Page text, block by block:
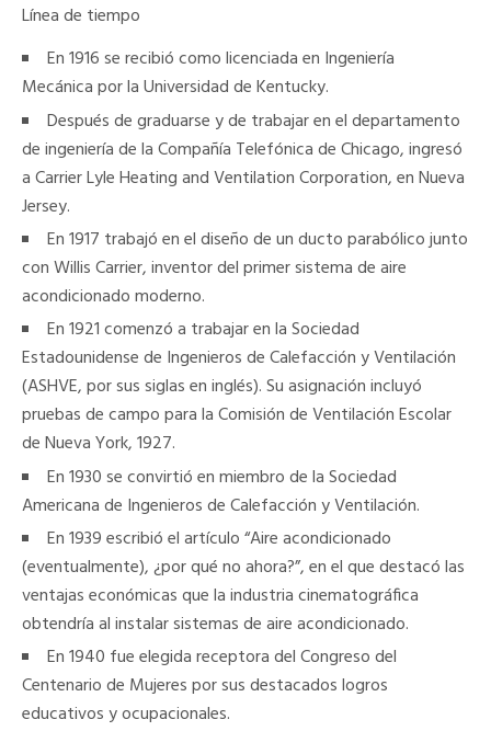
Línea de tiempo
En 1916 se recibió como licenciada en Ingeniería
Mecánica por la Universidad de Kentucky.
Después de graduarse y de trabajar en el departamento
de ingeniería de la Compañía Telefónica de Chicago, ingresó
a Carrier Lyle Heating and Ventilation Corporation, en Nueva
Jersey.
En 1917 trabajó en el diseño de un ducto parabólico junto
con Willis Carrier, inventor del primer sistema de aire
acondicionado moderno.
En 1921 comenzó a trabajar en la Sociedad
Estadounidense de Ingenieros de Calefacción y Ventilación
(ASHVE, por sus siglas en inglés). Su asignación incluyó
pruebas de campo para la Comisión de Ventilación Escolar
de Nueva York, 1927.
En 1930 se convirtió en miembro de la Sociedad
Americana de Ingenieros de Calefacción y Ventilación.
En 1939 escribió el artículo “Aire acondicionado
(eventualmente), ¿por qué no ahora?”, en el que destacó las
ventajas económicas que la industria cinematográfica
obtendría al instalar sistemas de aire acondicionado.
En 1940 fue elegida receptora del Congreso del
Centenario de Mujeres por sus destacados logros
educativos y ocupacionales.